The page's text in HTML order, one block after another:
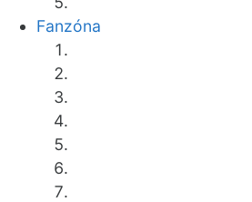
Fanzóna